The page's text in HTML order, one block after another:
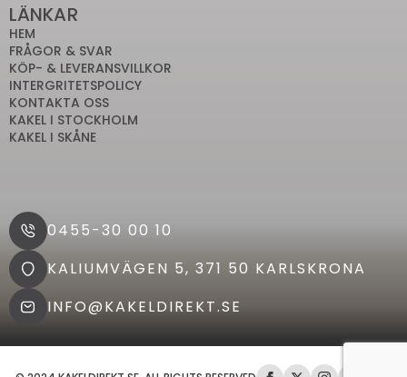
LÄNKAR
HEM
FRÅGOR & SVAR
KÖP- & LEVERANSVILLKOR
INTERGRITETSPOLICY
KONTAKTA OSS
KAKEL I STOCKHOLM
KAKEL I SKÅNE
0455-30 00 10
KALIUMVÄGEN 5, 371 50 KARLSKRONA
INFO@KAKELDIREKT.SE